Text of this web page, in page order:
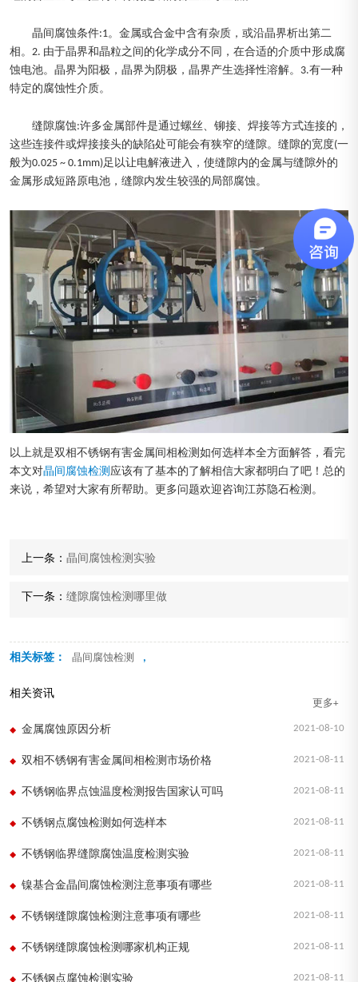
晶间腐蚀条件:1。金属或合金中含有杂质，或沿晶界析出第二
相。2. 由于晶界和晶粒之间的化学成分不同，在合适的介质中形成腐
蚀电池。晶界为阳极，晶界为阴极，晶界产生选择性溶解。3.有一种
特定的腐蚀性介质。
缝隙腐蚀:许多金属部件是通过螺丝、铆接、焊接等方式连接的，
这些连接件或焊接接头的缺陷处可能会有狭窄的缝隙。缝隙的宽度(一
般为0.025 ~ 0.1mm)足以让电解液进入，使缝隙内的金属与缝隙外的
金属形成短路原电池，缝隙内发生较强的局部腐蚀。
以上就是双相不锈钢有害金属间相检测如何选样本全方面解答，看完
本文对晶间腐蚀检测 应该有了基本的了解相信大家都明白了吧！总的
来说，希望对大家有所帮助。更多问题欢迎咨询江苏隐石检测。
上一条： 晶间腐蚀检测实验
下一条： 缝隙腐蚀检测哪里做
相关标签： 晶间腐蚀检测 ,
相关资讯
更多+
2021-08-10
金属腐蚀原因分析
2021-08-11
双相不锈钢有害金属间相检测市场价格
2021-08-11
不锈钢临界点蚀温度检测报告国家认可吗
2021-08-11
不锈钢点腐蚀检测如何选样本
2021-08-11
不锈钢临界缝隙腐蚀温度检测实验
2021-08-11
镍基合金晶间腐蚀检测注意事项有哪些
2021-08-11
不锈钢缝隙腐蚀检测注意事项有哪些
2021-08-11
不锈钢缝隙腐蚀检测哪家机构正规
2021-08-11
不锈钢点腐蚀检测实验